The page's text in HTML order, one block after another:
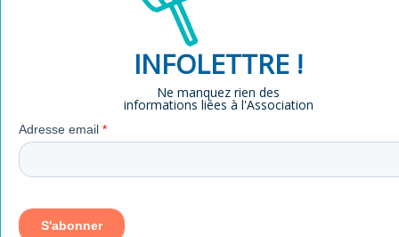
INFOLETTRE !
Ne manquez rien des
informations liées à l'Association